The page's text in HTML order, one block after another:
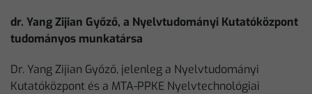
dr. Yang Zijian Győző, a Nyelvtudományi Kutatóközpont
tudományos munkatársa
Dr. Yang Zijian Győző, jelenleg a Nyelvtudományi
Kutatóközpont és a MTA-PPKE Nyelvtechnológiai